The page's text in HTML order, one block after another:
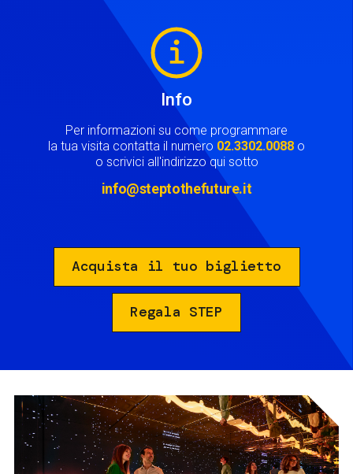
Info
Per informazioni su come programmare
la tua visita contatta il numero 02.3302.0088 o
o scrivici all'indirizzo qui sotto
info@steptothefuture.it
Acquista il tuo biglietto
Regala STEP